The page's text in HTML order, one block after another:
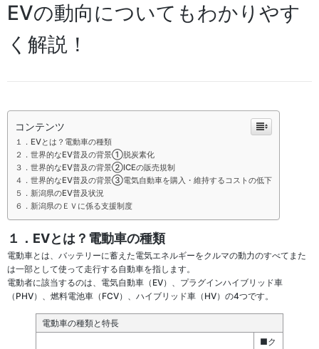
EVの動向についてもわかりやす
く解説！
コンテンツ
１．EVとは？電動車の種類
２．世界的なEV普及の背景①脱炭素化
３．世界的なEV普及の背景②ICEの販売規制
４．世界的なEV普及の背景③電気自動車を購入・維持するコストの低下
５．新潟県のEV普及状況
６．新潟県のＥＶに係る支援制度
１．EVとは？電動車の種類
電動車とは、バッテリーに蓄えた電気エネルギーをクルマの動力のすべてまた
は一部として使って走行する自動車を指します。
電動者に該当するのは、電気自動車（EV）、プラグインハイブリッド車
（PHV）、燃料電池車（FCV）、ハイブリッド車（HV）の4つです。
電動車の種類と特長
■ク